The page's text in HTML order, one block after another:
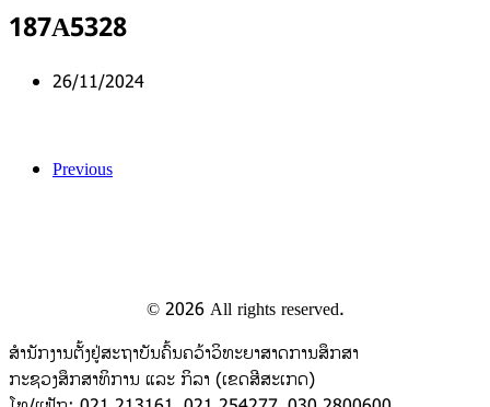
187A5328
26/11/2024
Previous
© 2026All rights reserved.
ສຳນັກງານຕັ້ງຢູ່ສະຖາບັນຄົ້ນຄວ້າວິທະຍາສາດການສຶກສາ
ກະຊວງສຶກສາທິການ ແລະ ກິລາ (ເຂດສີສະເກດ)